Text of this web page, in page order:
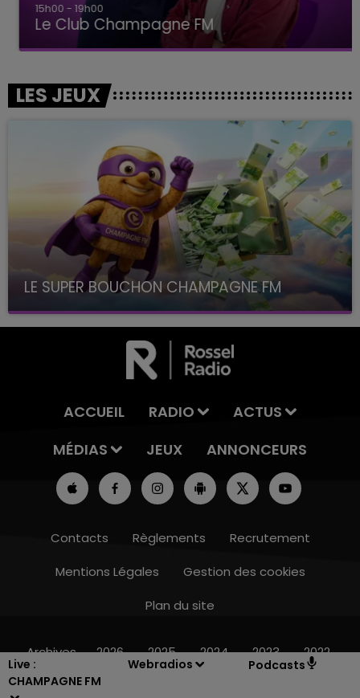
Live :
CHAMPAGNE FM
Webradios Podcasts
10h00 - 14h00
15h00 - 19h00
Le Club Champagne FM
LES JEUX
LE SUPER BOUCHON CHAMPAGNE FM
avec La Famille Champagne FM, à 8H10
ACCUEIL RADIO
ACTUS
MÉDIAS
JEUX ANNONCEURS
Contacts Règlements
Recrutement
Mentions Légales
Gestion des cookies
Plan du site
Archives 2026 2025 2024 2023 2022